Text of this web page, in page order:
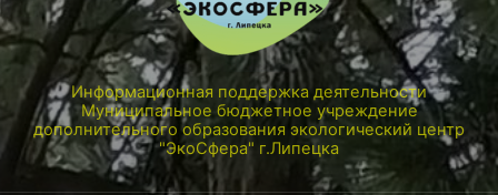
Информационная поддержка деятельности
Муниципальное бюджетное учреждение
дополнительного образования экологический центр
"ЭкоСфера" г.Липецка